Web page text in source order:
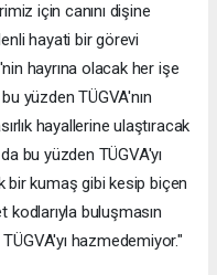
için canını dişine
hayati bir görevi
hayrına olacak her işe
yüzden TÜGVA'nın
hayallerine ulaştıracak
bu yüzden TÜGVA'yı
bir kumaş gibi kesip biçen
kodlarıyla buluşmasın
hazmedemiyor."